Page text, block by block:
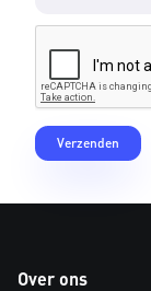
Over ons